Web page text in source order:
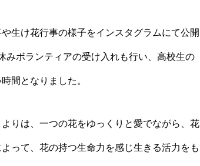
生け花行事の様子をインスタグラムにて公開
みボランティアの受け入れも行い、高校生の
間となりました。
りは、一つの花をゆっくりと愛でながら、花
って、花の持つ生命力を感じ生きる活力をも